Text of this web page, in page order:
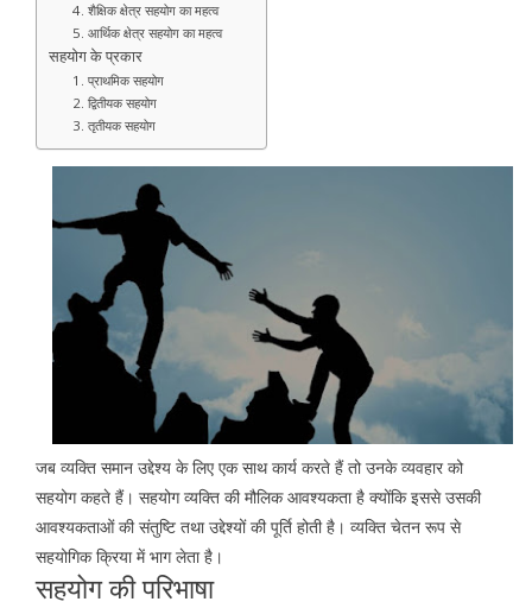
4. शैक्षिक क्षेत्र सहयोग का महत्व
5. आर्थिक क्षेत्र सहयोग का महत्व
सहयोग के प्रकार
1. प्राथमिक सहयोग
2. द्वितीयक सहयोग
3. तृतीयक सहयोग
जब व्यक्ति समान उद्देश्य के लिए एक साथ कार्य करते हैं तो उनके व्यवहार को
सहयोग कहते हैं। सहयोग व्यक्ति की मौलिक आवश्यकता है क्योंकि इससे उसकी
आवश्यकताओं की संतुष्टि तथा उद्देश्यों की पूर्ति होती है। व्यक्ति चेतन रूप से
सहयोगिक क्रिया में भाग लेता है।
सहयोग की परिभाषा